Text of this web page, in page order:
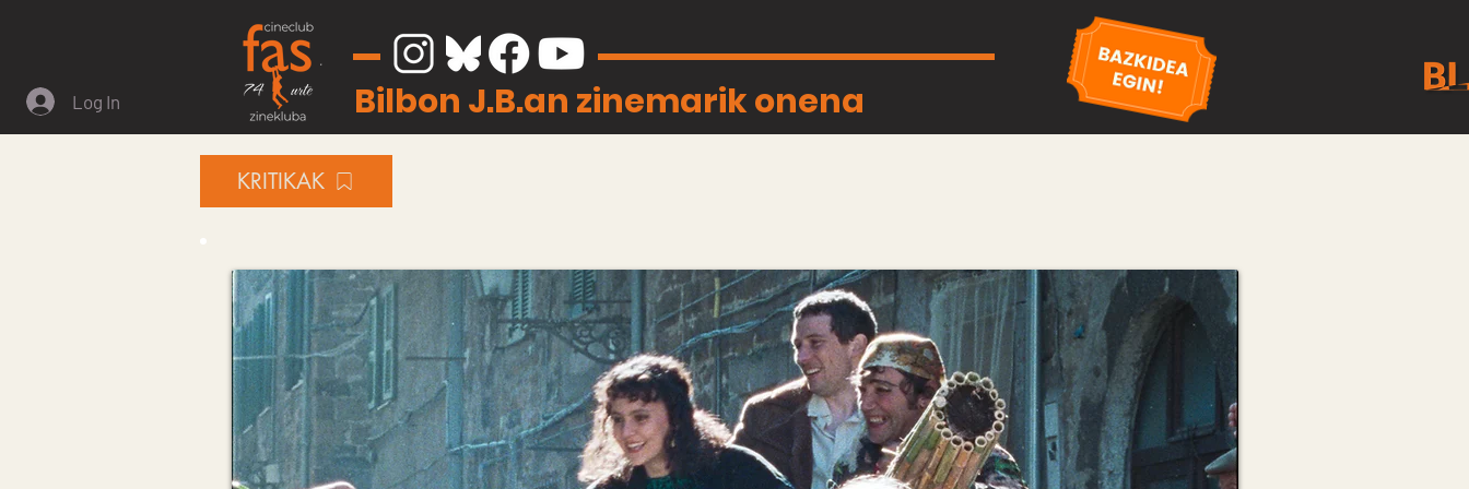
Log In Bilbon J.B.an zinemarik onena
KRITIKAK